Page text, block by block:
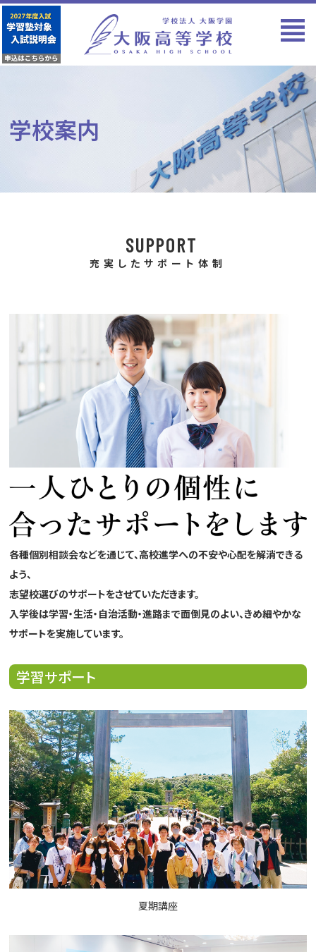
学校案内
SUPPORT
充実したサポート体制
各種個別相談会などを通じて、高校進学への不安や心配を解消できる
よう、
志望校選びのサポートをさせていただきます。
入学後は学習・生活・自治活動・進路まで面倒見のよい、きめ細やかな
サポートを実施しています。
学習サポート
夏期講座